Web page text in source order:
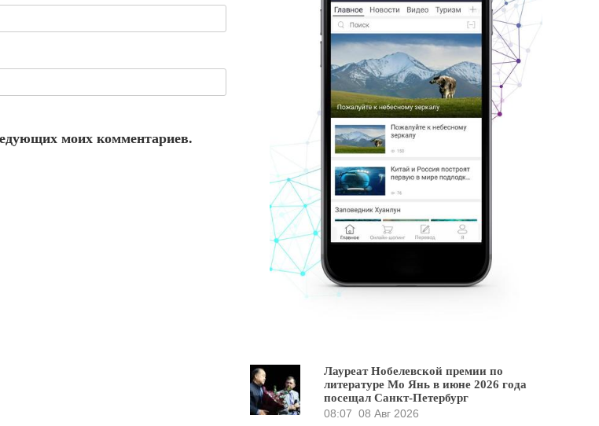
моих комментариев.
Лауреат Нобелевской премии по
литературе Мо Янь в июне 2026 года
посещал Санкт-Петербург
08:07 08 Авг 2026